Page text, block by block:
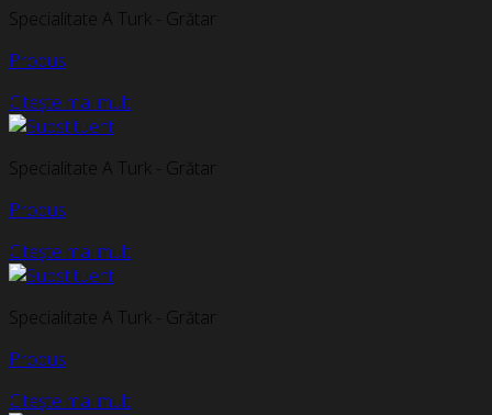
Specialitate A Turk - Grătar
Produs
Citește mai mult
Specialitate A Turk - Grătar
Produs
Citește mai mult
Specialitate A Turk - Grătar
Produs
Citește mai mult